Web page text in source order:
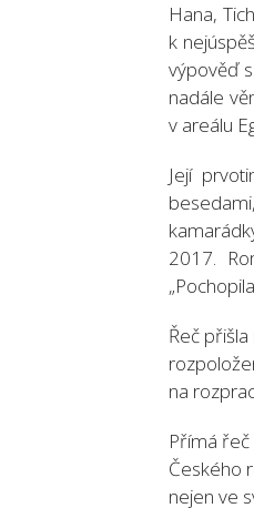
Hana,
k
výpověď
nadále
v areálu
Její
2017.
Řeč
na
Přímá
Českého
nejen ve